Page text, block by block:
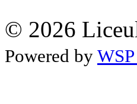
© 2026
Powered by